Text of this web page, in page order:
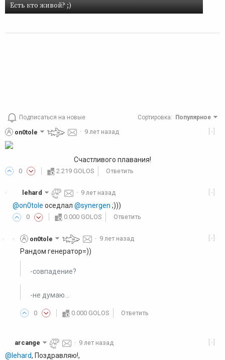
Есть кто живой? ;)
Подписаться на новые Сортировка: Популярное
[-]
on0tole · 9 лет назад
Счастливого плавания!
0 2.219 GOLOS Ответить
· [-]
lehard · 9 лет назад
@on0tole оседлал @synergen ;)))
0 0.000 GOLOS Ответить
·
· [-]
on0tole · 9 лет назад
Рандом генератор=))
-совпадение?
-не думаю...
0 0.000 GOLOS Ответить
[-]
arcange · 9 лет назад
@lehard, Поздравляю!,